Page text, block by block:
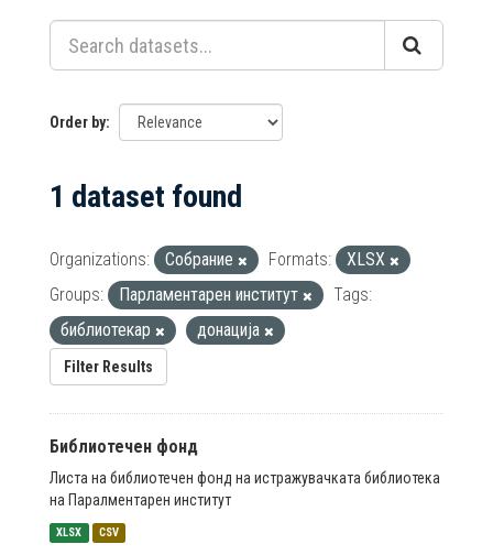
Order by
1 dataset found
Organizations: Собрание Formats:
XLSX
Groups:
Парламентарен институт
Tags:
библиотекар
донација
Filter Results
Библиотечен фонд
Листа на библиотечен фонд на истражувачката библиотека
на Паралментарен институт
XLSX CSV